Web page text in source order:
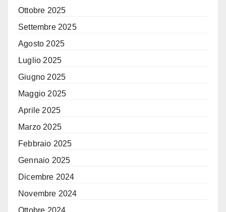
Ottobre 2025
Settembre 2025
Agosto 2025
Luglio 2025
Giugno 2025
Maggio 2025
Aprile 2025
Marzo 2025
Febbraio 2025
Gennaio 2025
Dicembre 2024
Novembre 2024
Ottobre 2024